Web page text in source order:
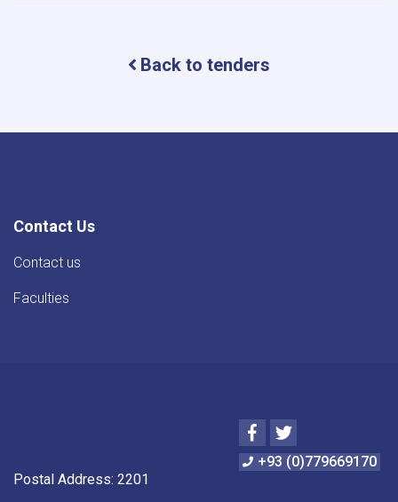
Back to tenders
Contact Us
Contact us
Faculties
Facebook
Twitter
+93 (0)779669170
Postal Address: 2201